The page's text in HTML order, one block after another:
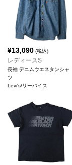
¥13,090 (税込)
レディースS
長袖 デニムウエスタンシャ
ツ
Levi's/リーバイス